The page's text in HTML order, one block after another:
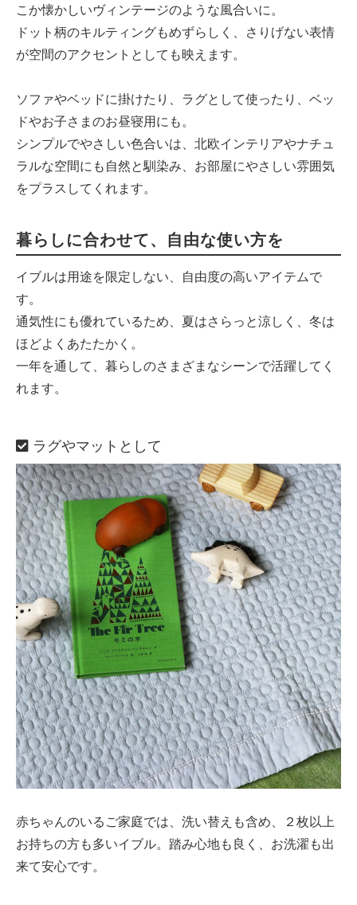
こか懐かしいヴィンテージのような風合いに。
ドット柄のキルティングもめずらしく、さりげない表情
が空間のアクセントとしても映えます。
ソファやベッドに掛けたり、ラグとして使ったり、ベッ
ドやお子さまのお昼寝用にも。
シンプルでやさしい色合いは、北欧インテリアやナチュ
ラルな空間にも自然と馴染み、お部屋にやさしい雰囲気
をプラスしてくれます。
暮らしに合わせて、自由な使い方を
イブルは用途を限定しない、自由度の高いアイテムで
す。
通気性にも優れているため、夏はさらっと涼しく、冬は
ほどよくあたたかく。
一年を通して、暮らしのさまざまなシーンで活躍してく
れます。
ラグやマットとして
赤ちゃんのいるご家庭では、洗い替えも含め、２枚以上
お持ちの方も多いイブル。踏み心地も良く、お洗濯も出
来て安心です。